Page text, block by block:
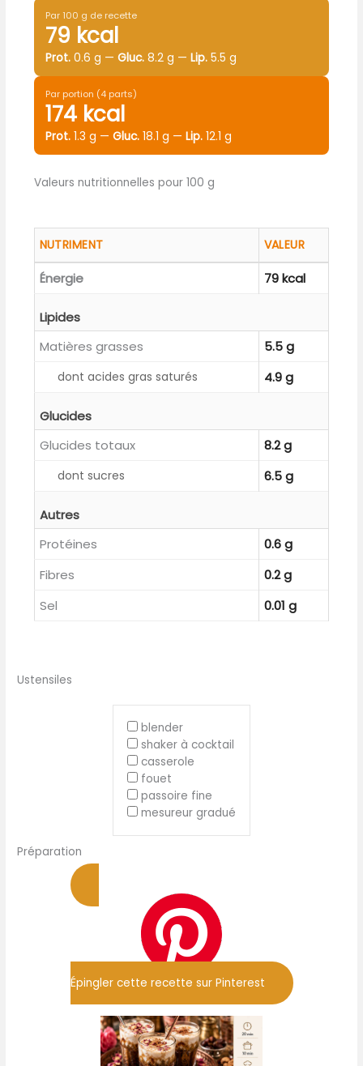
Par 100 g de recette
79 kcal
Prot.0.6 g — Gluc.8.2 g — Lip.5.5 g
Par portion (4 parts)
174 kcal
Prot.1.3 g — Gluc.18.1 g — Lip.12.1 g
Valeurs nutritionnelles pour 100 g
NUTRIMENT VALEUR
Énergie 79 kcal
Lipides
Matières grasses
5.5 g
dont acides gras saturés 4.9 g
Glucides
Glucides totaux
8.2 g
dont sucres 6.5 g
Autres
Protéines
0.6 g
Fibres
0.2 g
Sel
0.01 g
Ustensiles
blender
shaker à cocktail
casserole
fouet
passoire fine
mesureur gradué
Préparation
Épingler cette recette sur Pinterest